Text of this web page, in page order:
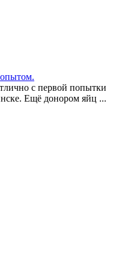
с первой попытки
Ещё донором яйц ...